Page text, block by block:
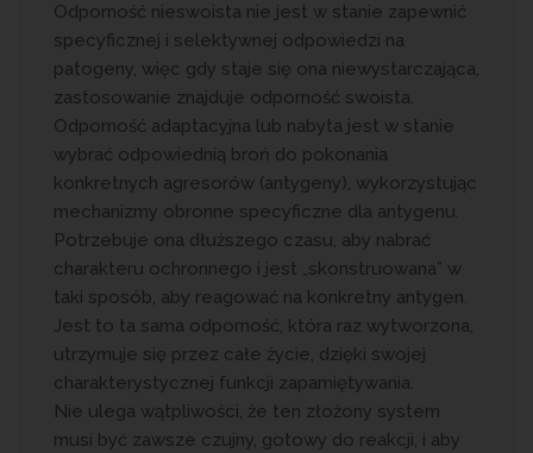
Odporność nieswoista nie jest w stanie zapewnić
specyficznej i selektywnej odpowiedzi na
patogeny, więc gdy staje się ona niewystarczająca,
zastosowanie znajduje odporność swoista.
Odporność adaptacyjna lub nabyta jest w stanie
wybrać odpowiednią broń do pokonania
konkretnych agresorów (antygeny), wykorzystując
mechanizmy obronne specyficzne dla antygenu.
Potrzebuje ona dłuższego czasu, aby nabrać
charakteru ochronnego i jest „skonstruowana” w
taki sposób, aby reagować na konkretny antygen.
Jest to ta sama odporność, która raz wytworzona,
utrzymuje się przez całe życie, dzięki swojej
charakterystycznej funkcji zapamiętywania.
Nie ulega wątpliwości, że ten złożony system
musi być zawsze czujny, gotowy do reakcji, i aby